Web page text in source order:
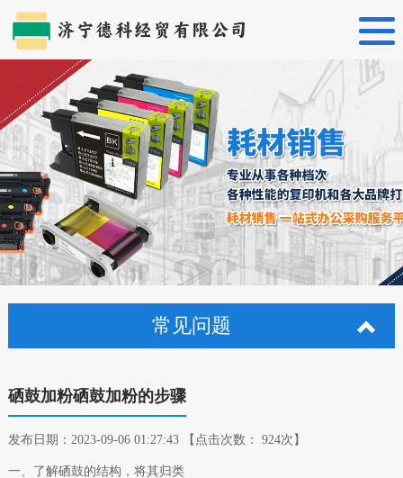
产品中心
设备维修
机器租赁
监控布线
常见问题
硒鼓加粉硒鼓加粉的步骤
发布日期：2023-09-06 01:27:43 【点击次数： 924次】
一、了解硒鼓的结构，将其归类